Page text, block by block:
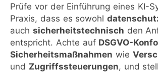
Prüfe vor der Einführung eines KI-
Praxis, dass es sowohl
auch sicherheitstechnisch den
entspricht. Achte auf DSGVO-
Sicherheitsmaßnahmen wie
und Zugriffssteuerungen, und